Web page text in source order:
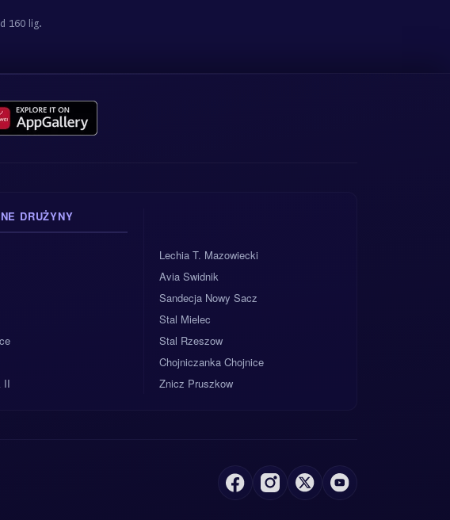
160 lig.
DRUŻYNY
II
Lechia T. Mazowiecki
Avia Swidnik
Sandecja Nowy Sacz
Stal Mielec
Stal Rzeszow
Chojniczanka Chojnice
Znicz Pruszkow